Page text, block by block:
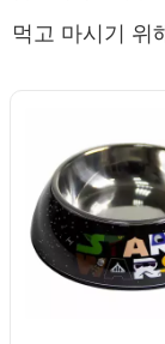
액세서리
보석
손목 시계
먹고 마시기 위